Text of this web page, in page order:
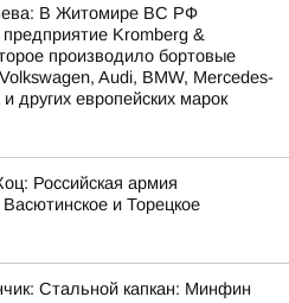
В Житомире ВС РФ
Kromberg &
производило бортовые
Audi, BMW, Mercedes-
других европейских марок
Российская армия
и Торецкое
Стальной капкан: Минфин